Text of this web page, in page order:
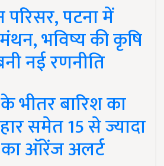
पटना में
भविष्य की कृषि
नई रणनीति
भीतर बारिश का
समेत 15 से ज्यादा
का ऑरेंज अलर्ट